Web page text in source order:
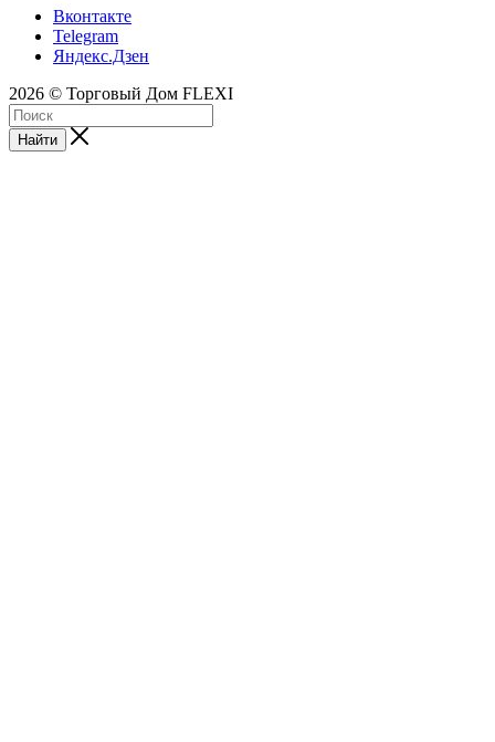
Вконтакте
Telegram
Яндекс.Дзен
2026 © Торговый Дом FLEXI
Найти